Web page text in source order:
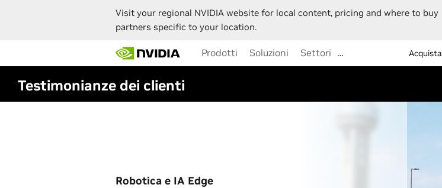
Visit your regional NVIDIA website for local content, pricing and where to buy
partners specific to your location.
main
content
Prodotti Soluzioni Settori … Acquista
Testimonianze dei clienti
Robotica e IA Edge